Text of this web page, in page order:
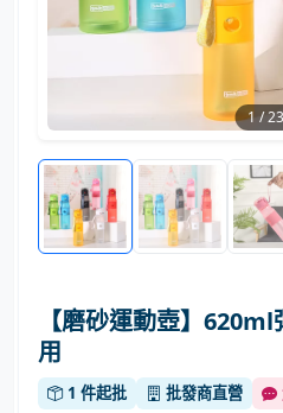
1/23
【磨砂運動壺】
用
1 件起批 批發商直營